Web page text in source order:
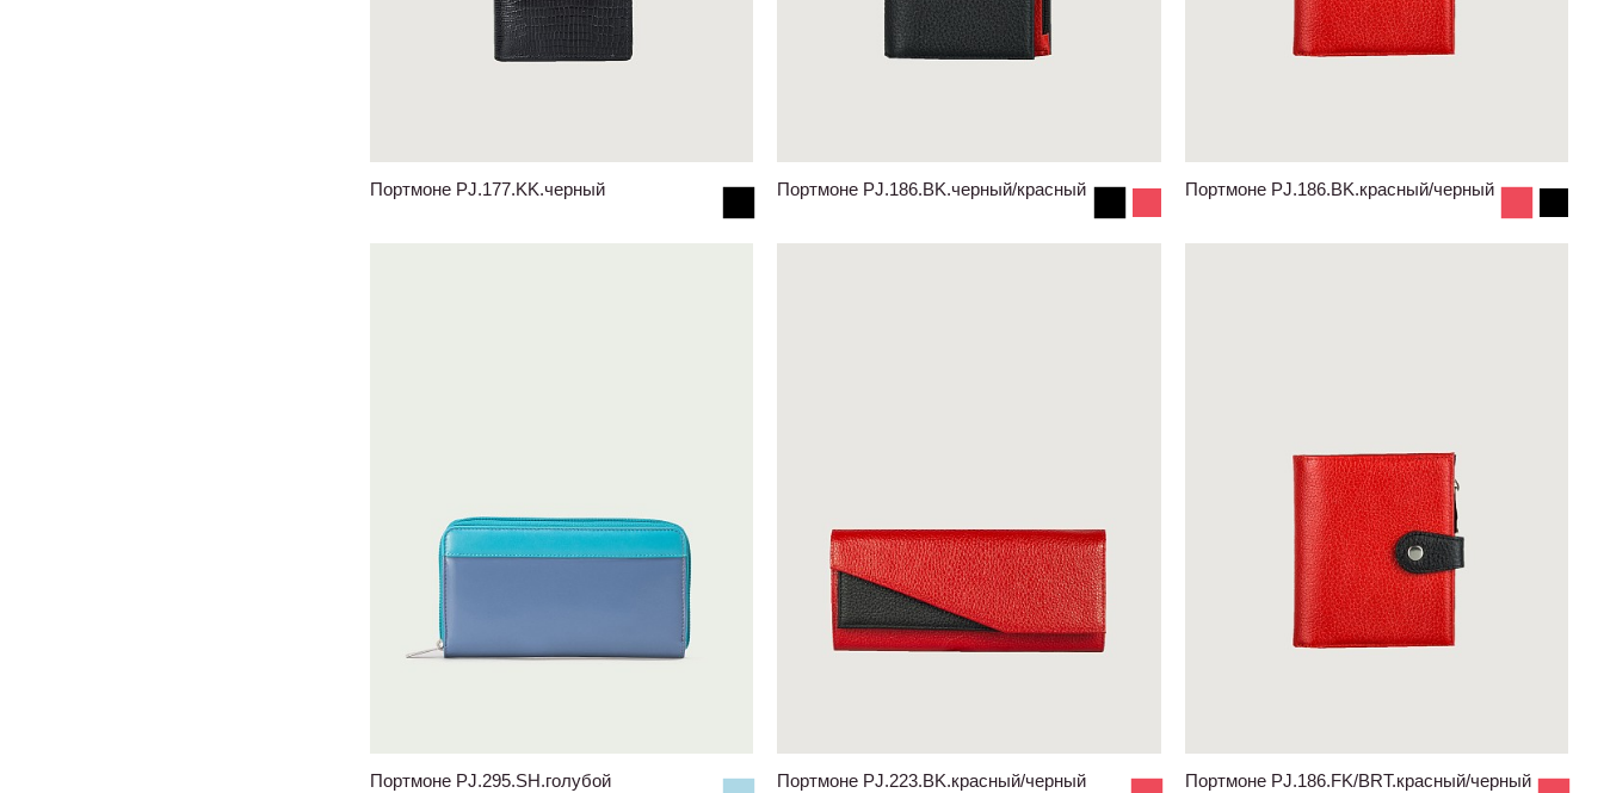
Портмоне PJ.177.KK.черный Портмоне PJ.186.BK.черный/красный Портмоне PJ.186.BK.красный/черный
Портмоне PJ.295.SH.голубой Портмоне PJ.223.BK.красный/черный Портмоне PJ.186.FK/BRT.красный/черный